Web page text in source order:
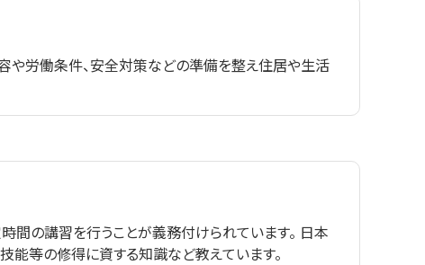
や労働条件、安全対策などの準備を整え住居や生活
間の講習を行うことが義務付けられています。 日本
等の修得に資する知識など教えています。